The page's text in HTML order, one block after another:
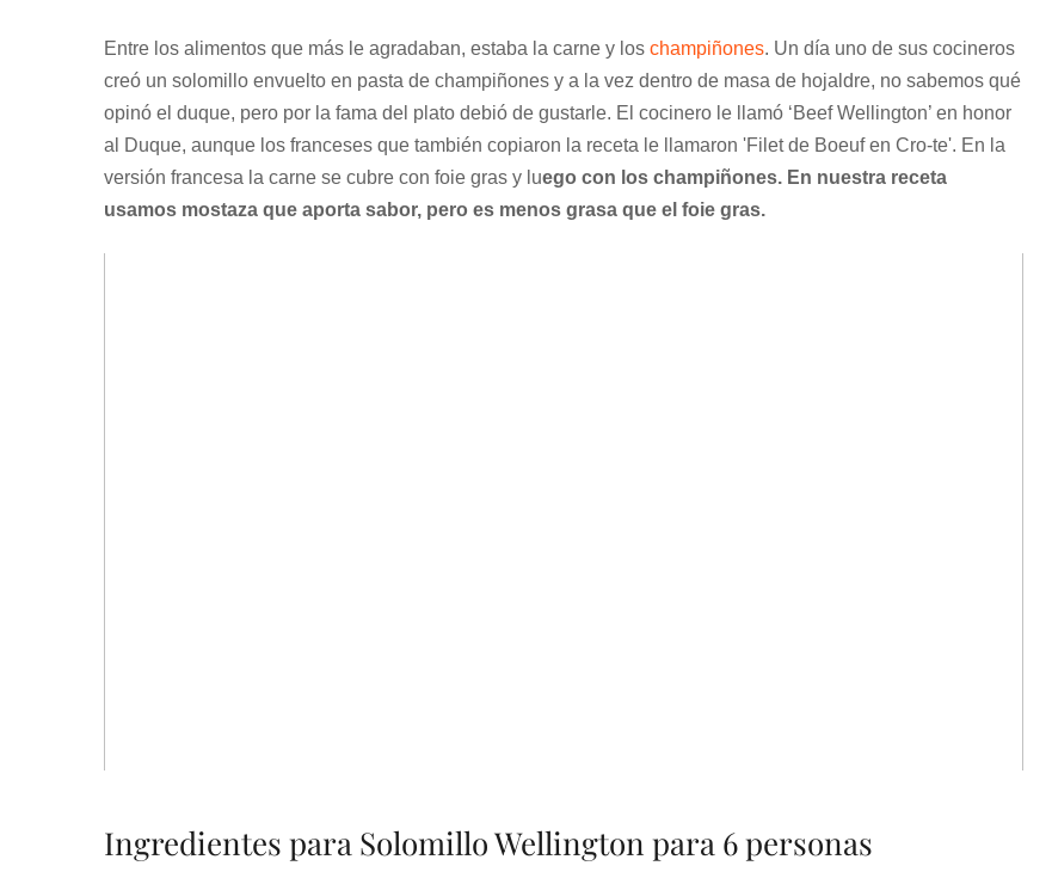
Entre los alimentos que más le agradaban, estaba la carne y los champiñones. Un día uno de sus cocineros
creó un solomillo envuelto en pasta de champiñones y a la vez dentro de masa de hojaldre, no sabemos qué
opinó el duque, pero por la fama del plato debió de gustarle. El cocinero le llamó ‘Beef Wellington’ en honor
al Duque, aunque los franceses que también copiaron la receta le llamaron 'Filet de Boeuf en Cro-te'. En la
versión francesa la carne se cubre con foie gras y luego con los champiñones. En nuestra receta
usamos mostaza que aporta sabor, pero es menos grasa que el foie gras.
Ingredientes para Solomillo Wellington para 6 personas